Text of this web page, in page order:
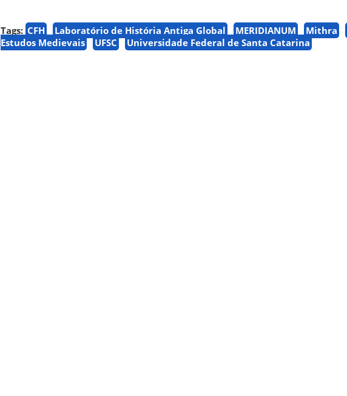
Tags: CFH Laboratório de História Antiga Global MERIDIANUM Mithra
Estudos Medievais
UFSC Universidade Federal de Santa Catarina